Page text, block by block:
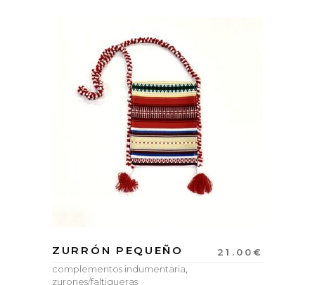
ZURRÓN PEQUEÑO 21.00€
complementos indumentaria,
zurones/faltiqueras